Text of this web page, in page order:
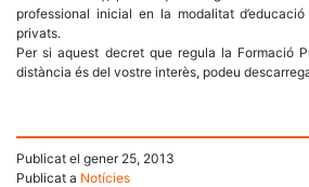
professional inicial en la modalitat
privats.
Per si aquest decret que regula la Formació
distància és del vostre interès, podeu
Publicat el gener 25, 2013
Publicat a Notícies